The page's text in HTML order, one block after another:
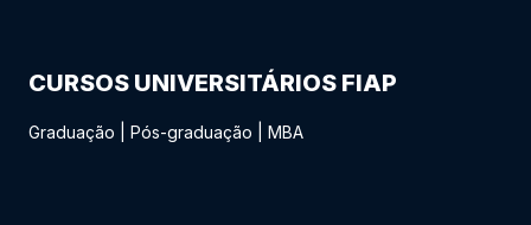
CURSOS UNIVERSITÁRIOS FIAP
Graduação Pós-graduação MBA